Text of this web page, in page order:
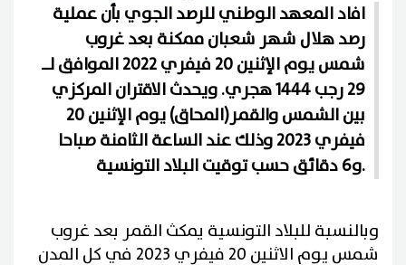
افاد المعهد الوطني للرصد الجوي بأن عملية
رصد هلال شهر شعبان ممكنة بعد غروب
شمس يوم الإثنين 20 فيفري 2022 الموافق لــ
29 رجب 1444 هجري. ويحدث الاقتران المركزي
بين الشمس والقمر(المحاق) يوم الإثنين 20
فيفري 2023 وذلك عند الساعة الثامنة صباحا
و6 دقائق حسب توقيت البلاد التونسية.
وبالنسبة للبلاد التونسية يمكث القمر بعد غروب
شمس يوم الاثنين 20 فيفري 2023 في كل المدن